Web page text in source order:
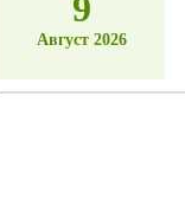
Август 2026